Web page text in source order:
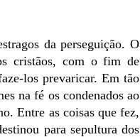
da perseguição. O
cristãos, com o fim de
los prevaricar. Em tão
na fé os condenados ao
Entre as coisas que fez,
para sepultura dos